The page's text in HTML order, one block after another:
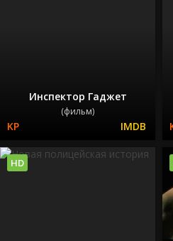
Инспектор Гаджет
(фильм)
HD